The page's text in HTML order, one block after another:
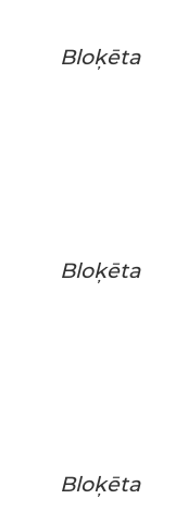
Bloķēta
Bloķēta
Bloķēta